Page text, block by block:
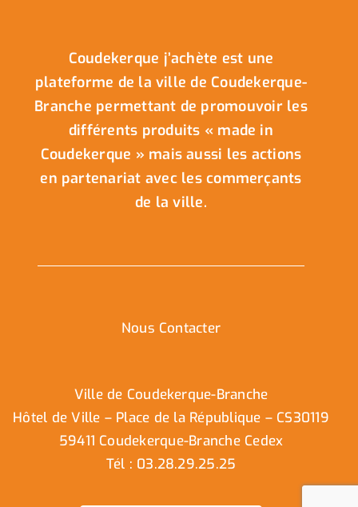
Coudekerque j’achète est une
plateforme de la ville de Coudekerque-
Branche permettant de promouvoir les
différents produits « made in
Coudekerque » mais aussi les actions
en partenariat avec les commerçants
de la ville.
Nous Contacter
Ville de Coudekerque-Branche
Hôtel de Ville – Place de la République – CS30119
59411 Coudekerque-Branche Cedex
Tél : 03.28.29.25.25